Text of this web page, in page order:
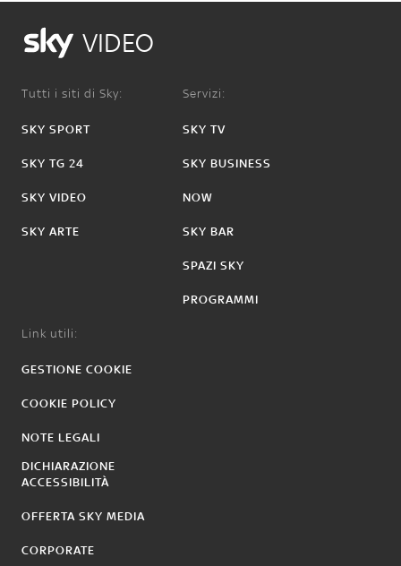
VIDEO
Tutti i siti di Sky:
SKY SPORT
SKY TG 24
SKY VIDEO
SKY ARTE
Servizi:
SKY TV
SKY BUSINESS
NOW
SKY BAR
SPAZI SKY
PROGRAMMI
Link utili:
GESTIONE COOKIE
COOKIE POLICY
NOTE LEGALI
DICHIARAZIONE
ACCESSIBILITÀ
OFFERTA SKY MEDIA
CORPORATE